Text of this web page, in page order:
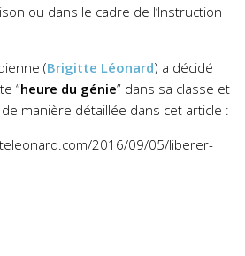
ou dans le cadre de l’Instruction
(Brigitte Léonard) a décidé
“heure du génie” dans sa classe et
manière détaillée dans cet article :
2016/09/05/liberer-